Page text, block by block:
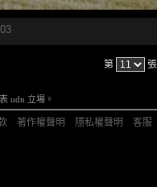
第
udn 立場。
著作權聲明 隱私權聲明 客服